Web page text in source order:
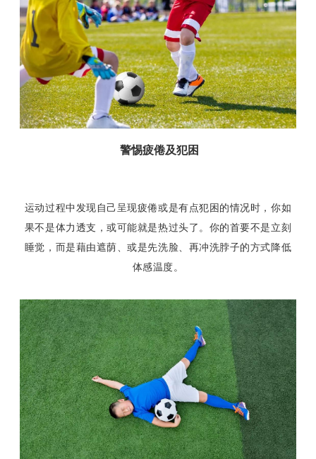
警惕疲倦及犯困
运动过程中发现自己呈现疲倦或是有点犯困的情况时，你如
果不是体力透支，或可能就是热过头了。你的首要不是立刻
睡觉，而是藉由遮荫、或是先洗脸、再冲洗脖子的方式降低
体感温度。